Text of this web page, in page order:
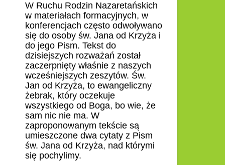
W Ruchu Rodzin Nazaretańskich
w materiałach formacyjnych, w
konferencjach często odwoływano
się do osoby św. Jana od Krzyża i
do jego Pism. Tekst do
dzisiejszych rozważań został
zaczerpnięty właśnie z naszych
wcześniejszych zeszytów. Św.
Jan od Krzyża, to ewangeliczny
żebrak, który oczekuje
wszystkiego od Boga, bo wie, że
sam nic nie ma. W
zaproponowanym tekście są
umieszczone dwa cytaty z Pism
św. Jana od Krzyża, nad którymi
się pochylimy.